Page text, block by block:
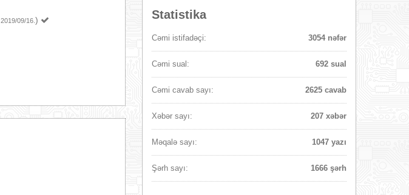
2019/09/16. )
Statistika
Cəmi istifadəçi: 3054 nəfər
Cəmi sual: 692 sual
Cəmi cavab sayı: 2625 cavab
Xəbər sayı: 207 xəbər
Məqalə sayı: 1047 yazı
Şərh sayı: 1666 şərh